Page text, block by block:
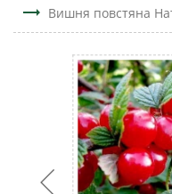
trending_flat Вишня повстяна